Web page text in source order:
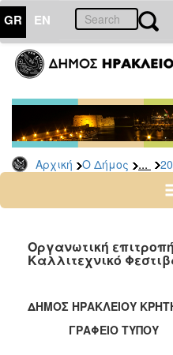
GR EN
Αρχική Ο Δήμος ...
ΔΗΜΟΣ
Δελτία
Τύπου
Αρχείο
2026
2024
2022
2020
2019
Οργανωτική
Καλλιτεχνικό
ΔΗΜΟΣ ΗΡΑΚΛΕΙΟΥ
ΓΡΑΦΕΙΟ ΤΥΠΟΥ